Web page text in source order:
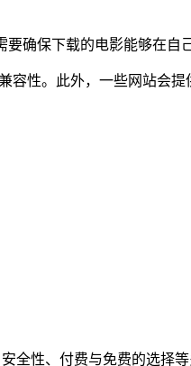
确保下载的电影能够在自
性。此外，一些网站会
全性、付费与免费的选择